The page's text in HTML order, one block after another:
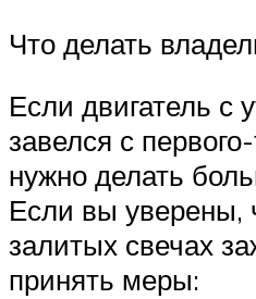
Что делать
Если двигатель с
завелся с
нужно делать
Если вы уверены,
залитых свечах
принять меры: